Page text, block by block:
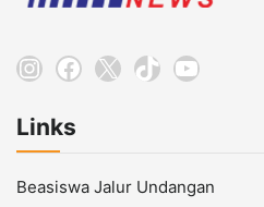
Instagram
Facebook
X TikTokYouTube
Links
Beasiswa Jalur Undangan